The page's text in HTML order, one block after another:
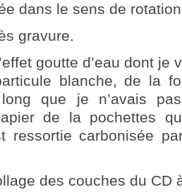
dans le sens de
gravure.
goutte d’eau dont je
blanche, de la
que je n’avais
de la pochettes
ressortie carbonisée
des couches du CD